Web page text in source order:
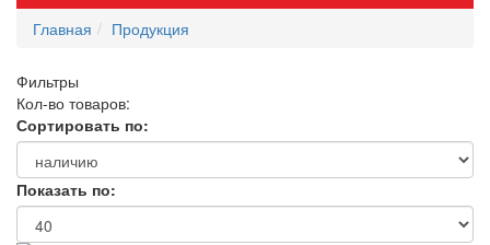
Главная Продукция
Фильтры
Кол-во товаров:
Сортировать по:
Показать по: